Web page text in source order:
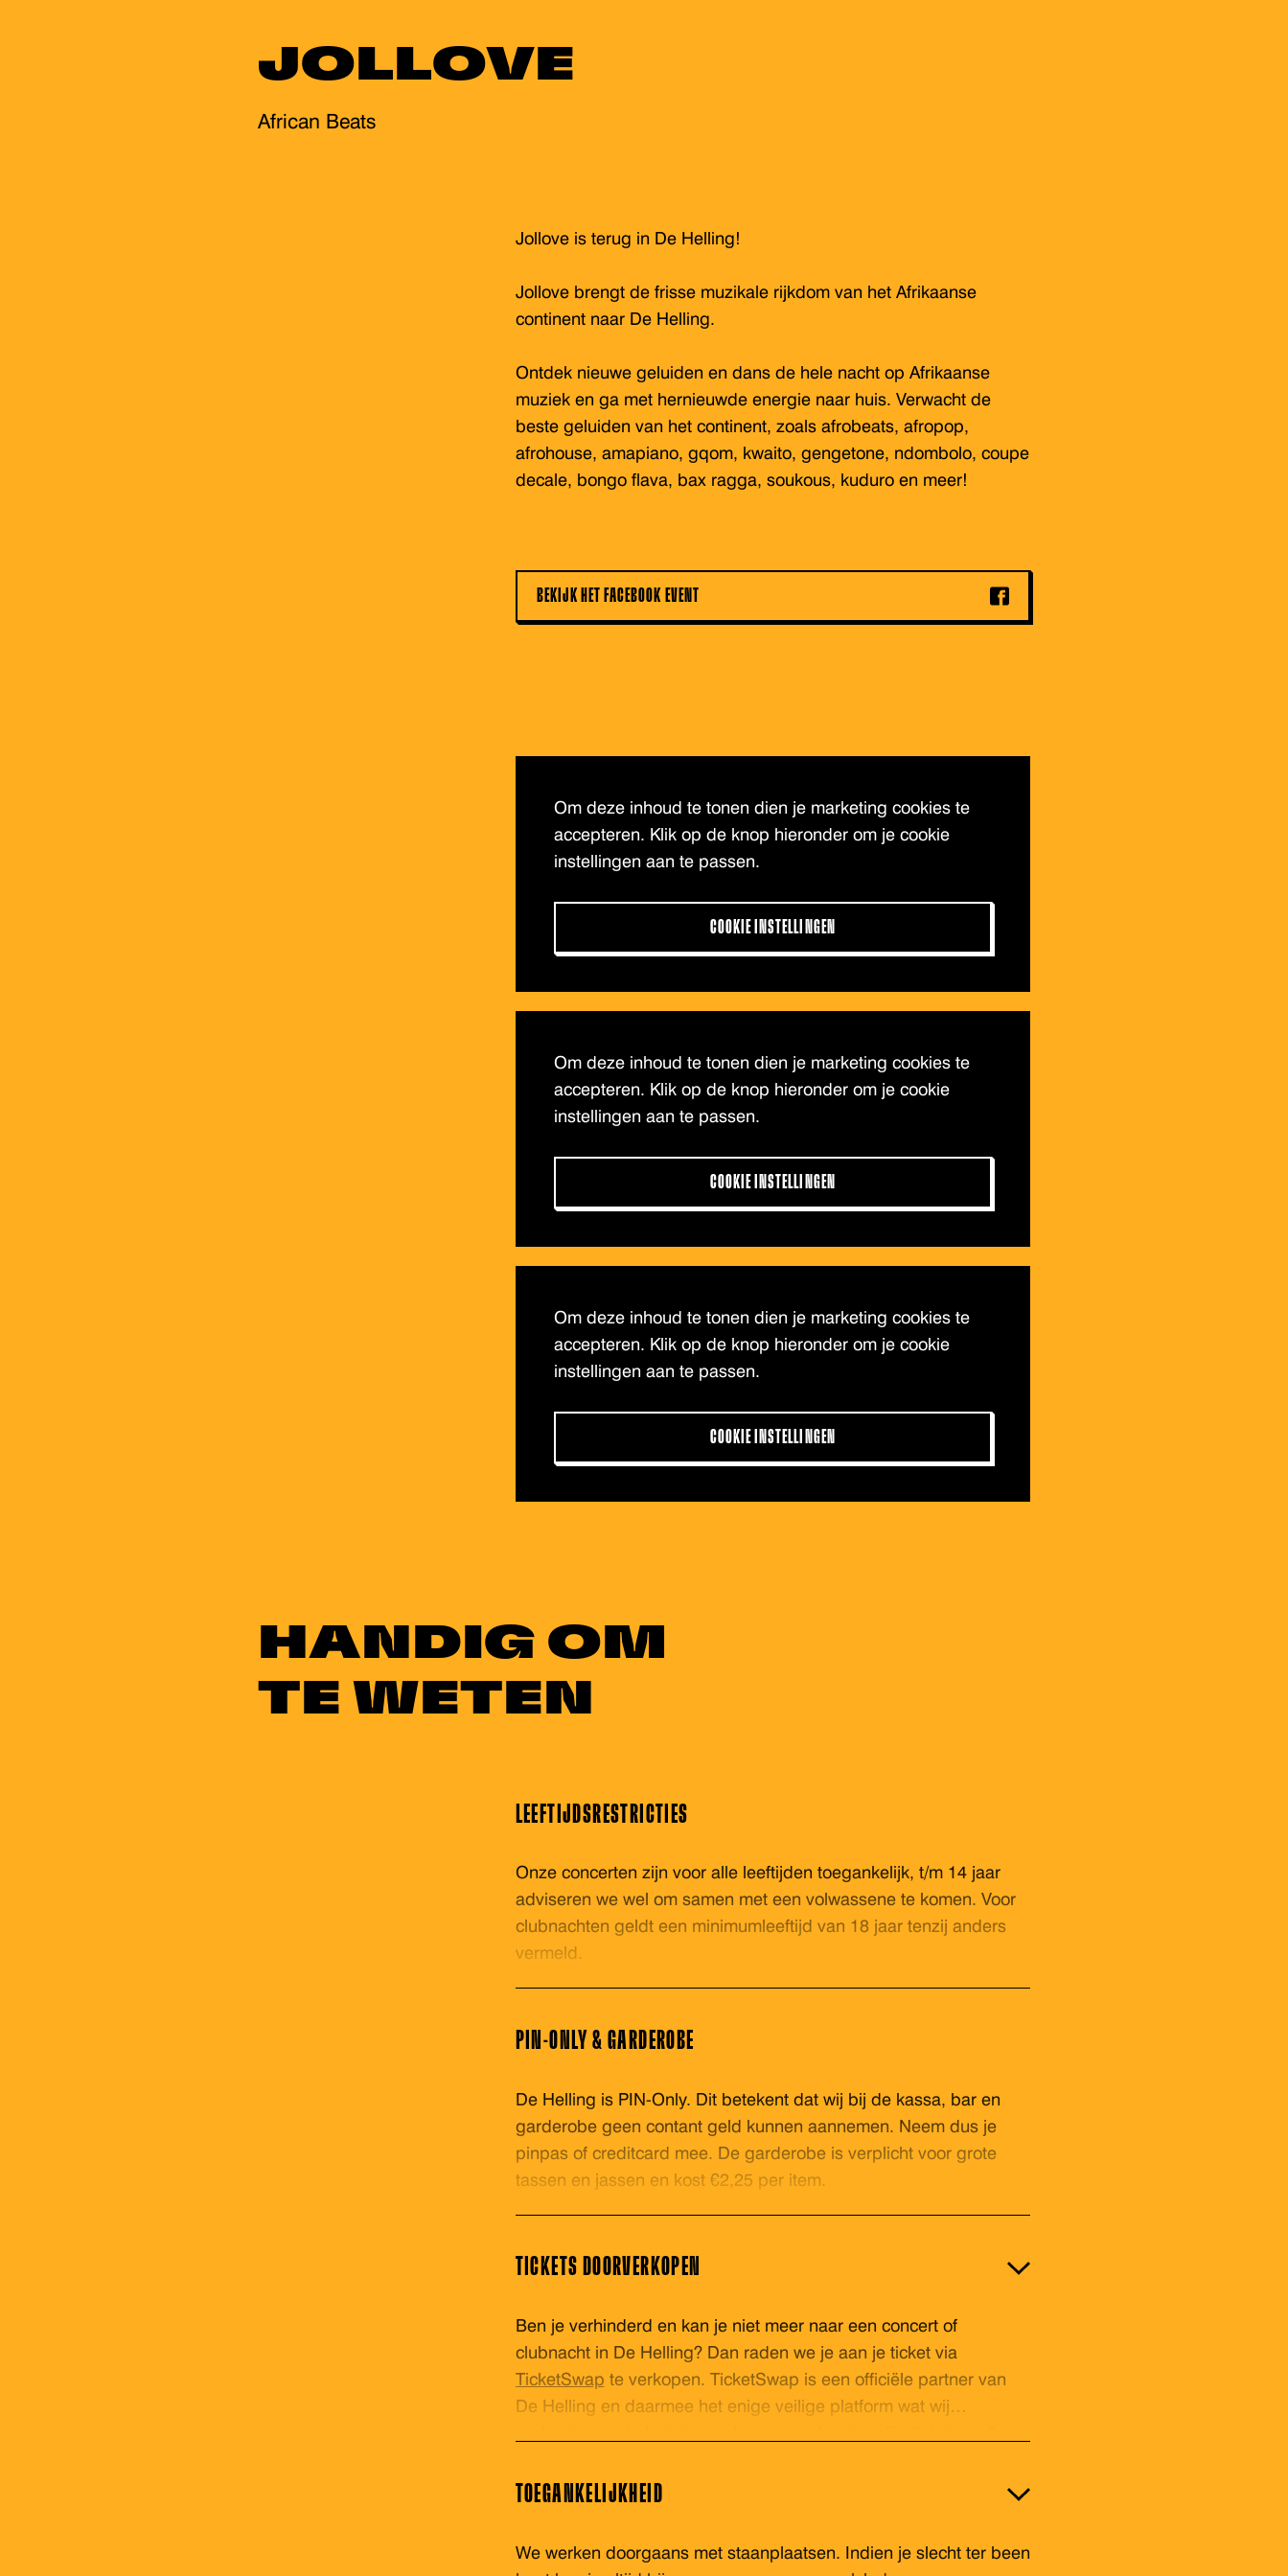
JOLLOVE
African Beats
Jollove is terug in De Helling!
Jollove brengt de frisse muzikale rijkdom van het Afrikaanse
continent naar De Helling.
Ontdek nieuwe geluiden en dans de hele nacht op Afrikaanse
muziek en ga met hernieuwde energie naar huis. Verwacht de
beste geluiden van het continent, zoals afrobeats, afropop,
afrohouse, amapiano, gqom, kwaito, gengetone, ndombolo, coupe
decale, bongo flava, bax ragga, soukous, kuduro en meer!
BEKIJK HET FACEBOOK EVENT
Om deze inhoud te tonen dien je marketing cookies te
accepteren. Klik op de knop hieronder om je cookie
instellingen aan te passen.
COOKIE INSTELLINGEN
Om deze inhoud te tonen dien je marketing cookies te
accepteren. Klik op de knop hieronder om je cookie
instellingen aan te passen.
COOKIE INSTELLINGEN
Om deze inhoud te tonen dien je marketing cookies te
accepteren. Klik op de knop hieronder om je cookie
instellingen aan te passen.
COOKIE INSTELLINGEN
HANDIG OM
TE WETEN
LEEFTIJDSRESTRICTIES
Onze concerten zijn voor alle leeftijden toegankelijk, t/m 14 jaar
adviseren we wel om samen met een volwassene te komen. Voor
clubnachten geldt een minimumleeftijd van 18 jaar tenzij anders
vermeld.
PIN-ONLY & GARDEROBE
De Helling is PIN-Only. Dit betekent dat wij bij de kassa, bar en
garderobe geen contant geld kunnen aannemen. Neem dus je
pinpas of creditcard mee. De garderobe is verplicht voor grote
tassen en jassen en kost €2,25 per item.
TICKETS DOORVERKOPEN
Ben je verhinderd en kan je niet meer naar een concert of
clubnacht in De Helling? Dan raden we je aan je ticket via
TicketSwap te verkopen. TicketSwap is een officiële partner van
De Helling en daarmee het enige veilige platform wat wij
in onze database en voorzien van een nieuwe barcode. Zo ben je
TOEGANKELIJKHEID
We werken doorgaans met staanplaatsen. Indien je slecht ter been